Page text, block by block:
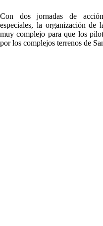
Con dos jornadas de
especiales, la organización de
muy complejo para que los
por los complejos terrenos de